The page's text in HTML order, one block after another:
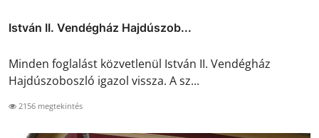
István II. Vendégház Hajdúszob...
Minden foglalást közvetlenül István II. Vendégház
Hajdúszoboszló igazol vissza. A sz...
2156 megtekintés